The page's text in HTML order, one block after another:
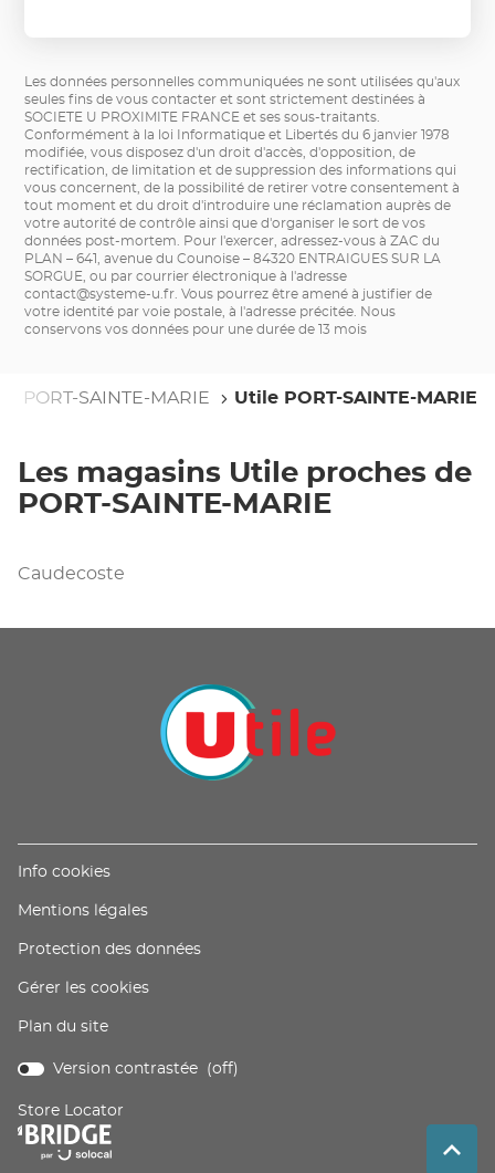
Les données personnelles communiquées ne sont utilisées qu'aux
seules fins de vous contacter et sont strictement destinées à
SOCIETE U PROXIMITE FRANCE et ses sous-traitants.
Conformément à la loi Informatique et Libertés du 6 janvier 1978
modifiée, vous disposez d'un droit d'accès, d'opposition, de
rectification, de limitation et de suppression des informations qui
vous concernent, de la possibilité de retirer votre consentement à
tout moment et du droit d'introduire une réclamation auprès de
votre autorité de contrôle ainsi que d'organiser le sort de vos
données post-mortem. Pour l'exercer, adressez-vous à ZAC du
PLAN – 641, avenue du Counoise – 84320 ENTRAIGUES SUR LA
SORGUE, ou par courrier électronique à l'adresse
contact@systeme-u.fr . Vous pourrez être amené à justifier de
votre identité par voie postale, à l'adresse précitée. Nous
conservons vos données pour une durée de 13 mois
PORT-SAINTE-MARIE Utile PORT-SAINTE-MARIE
Les magasins Utile proches de
PORT-SAINTE-MARIE
Caudecoste
Info cookies(ouvre
une
fenêtre)
Mentions légales(ouvre
une
fenêtre)
Protection des données(ouvre
Gérer les cookies
Plan du site
Version contrastée (off)
Store Locator
(ouvre
dans